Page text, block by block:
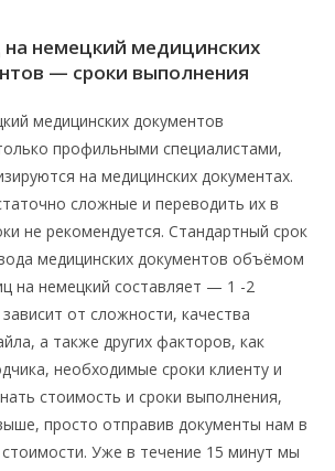
немецкий медицинских
— сроки выполнения
медицинских документов
профильными специалистами,
на медицинских документах.
сложные и переводить их в
не рекомендуется. Стандартный срок
медицинских документов объёмом
на немецкий составляет — 1 -2
от сложности, качества
а также других факторов, как
необходимые сроки клиенту и
стоимость и сроки выполнения,
просто отправив документы нам в
Уже в течение 15 минут мы